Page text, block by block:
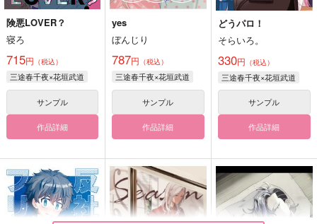
険悪LOVER？
寝ろ
715円 （税込）
三途春千夜×花垣武道
サンプル
作品詳細
yes
ぼんじり
787円 （税込）
三途春千夜×花垣武道
サンプル
作品詳細
どうパロ！
そらいろ。
330円 （税込）
三途春千夜×花垣武道
サンプル
作品詳細